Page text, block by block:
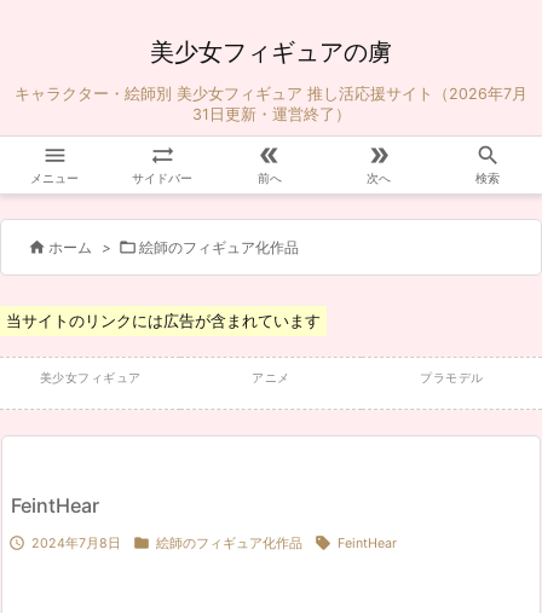
美少女フィギュアの虜
キャラクター・絵師別 美少女フィギュア 推し活応援サイト（2026年7月
31日更新・運営終了）

メニュー

サイドバー

前へ

次へ

検索
 ホーム >  絵師のフィギュア化作品
当サイトのリンクには広告が含まれています
美少女フィギュア アニメ プラモデル
FeintHear
 2024年7月8日  絵師のフィギュア化作品  FeintHear